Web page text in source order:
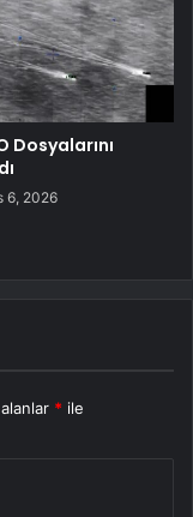
Dosyalarını
6, 2026
* ile